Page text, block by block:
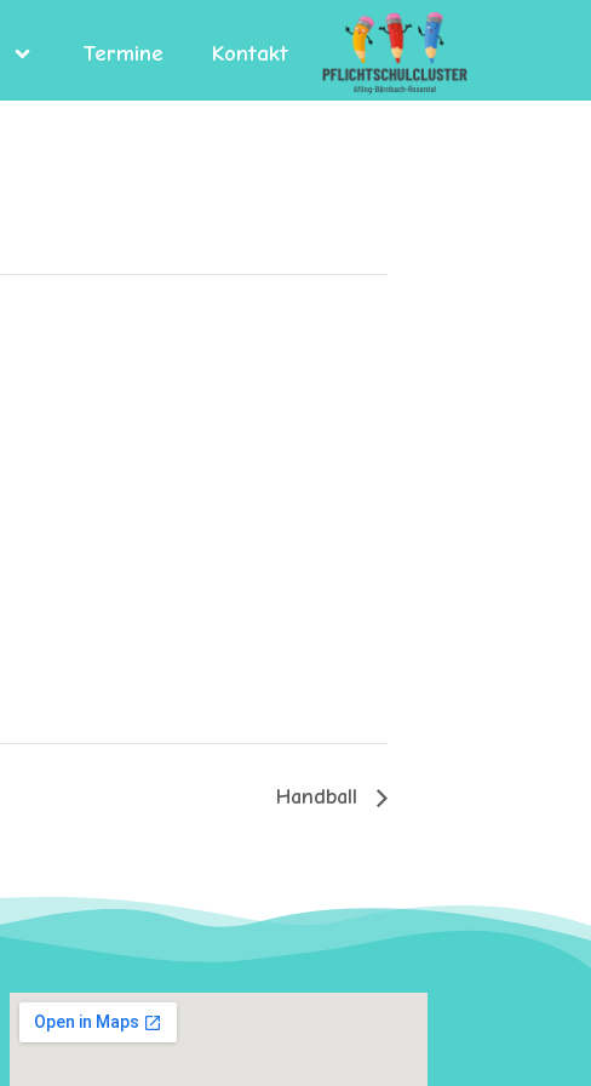
Termine Kontakt
Handball